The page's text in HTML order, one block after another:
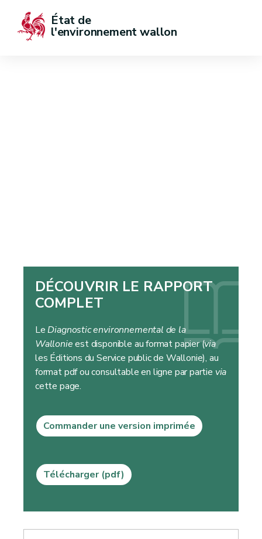
État de
l'environnement wallon
DÉCOUVRIR LE RAPPORT
COMPLET
LeDiagnostic environnemental de la
Wallonieest disponible au format papier (via
les Éditions du Service public de Wallonie), au
format pdf ou consultable en ligne par partie via
cette page.
Commander une version imprimée
Télécharger (pdf)